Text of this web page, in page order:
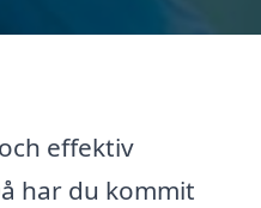
effektiv
har du kommit